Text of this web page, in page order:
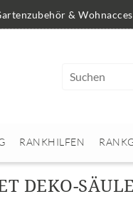
&
RANKHILFEN
DEKO-